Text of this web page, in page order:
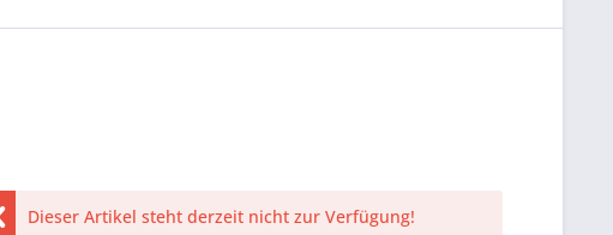
Dieser Artikel steht derzeit nicht zur Verfügung!